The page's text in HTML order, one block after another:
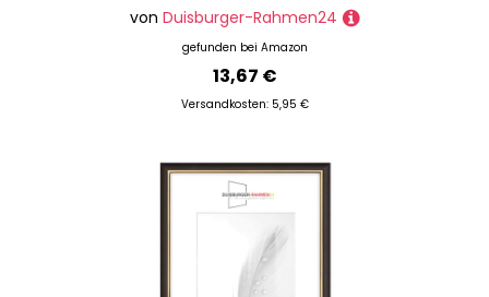
von Duisburger-Rahmen24
gefunden bei Amazon
13,67 €
Versandkosten: 5,95 €